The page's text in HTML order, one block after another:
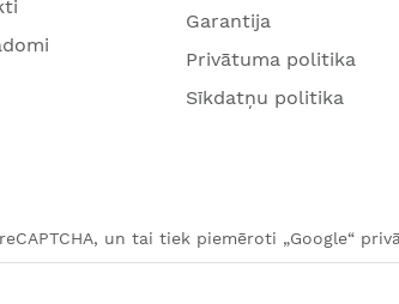
Garantija
Privātuma politika
Sīkdatņu politika
un tai tiek piemēroti „Google“